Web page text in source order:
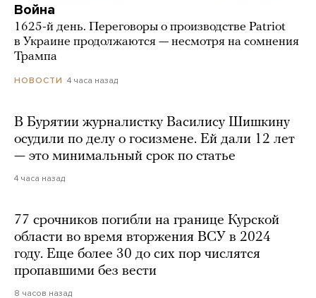
Война
1625-й день. Переговоры о производстве Patriot
в Украине продолжаются — несмотря на сомнения
Трампа
НОВОСТИ 4 часа назад
В Бурятии журналистку Василису Шишкину
осудили по делу о госизмене. Ей дали 12 лет
— это минимальный срок по статье
4 часа назад
77 срочников погибли на границе Курской
области во время вторжения ВСУ в 2024
году. Еще более 30 до сих пор числятся
пропавшими без вести
8 часов назад